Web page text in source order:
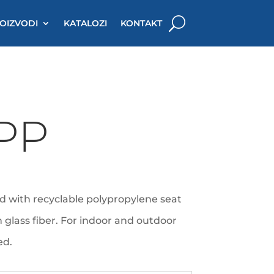
KATALOZI KONTAKT
with recyclable polypropylene seat
fiber. For indoor and outdoor